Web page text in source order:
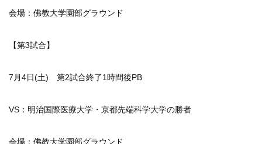
会場：佛教大学園部グラウンド
【第3試合】
7月4日(土) 第2試合終了1時間後PB
VS：明治国際医療大学・京都先端科学大学の勝者
会場：佛教大学園部グラウンド